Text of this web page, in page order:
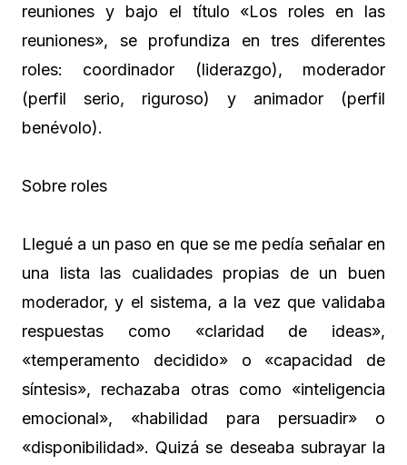
reuniones y bajo el título «Los roles en las
reuniones», se profundiza en tres diferentes
roles: coordinador (liderazgo), moderador
(perfil serio, riguroso) y animador (perfil
benévolo).
Sobre roles
Llegué a un paso en que se me pedía señalar en
una lista las cualidades propias de un buen
moderador, y el sistema, a la vez que validaba
respuestas como «claridad de ideas»,
«temperamento decidido» o «capacidad de
síntesis», rechazaba otras como «inteligencia
emocional», «habilidad para persuadir» o
«disponibilidad». Quizá se deseaba subrayar la